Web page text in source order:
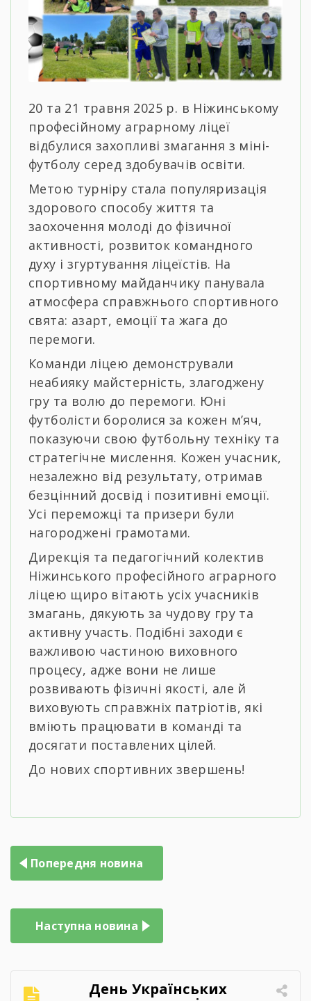
20 та 21 травня 2025 р. в Ніжинському
професійному аграрному ліцеї
відбулися захопливі змагання з міні-
футболу серед здобувачів освіти.
Метою турніру стала популяризація
здорового способу життя та
заохочення молоді до фізичної
активності, розвиток командного
духу і згуртування ліцеїстів. На
спортивному майданчику панувала
атмосфера справжнього спортивного
свята: азарт, емоції та жага до
перемоги.
Команди ліцею демонстрували
неабияку майстерність, злагоджену
гру та волю до перемоги. Юні
футболісти боролися за кожен м’яч,
показуючи свою футбольну техніку та
стратегічне мислення. Кожен учасник,
незалежно від результату, отримав
безцінний досвід і позитивні емоції.
Усі переможці та призери були
нагороджені грамотами.
Дирекція та педагогічний колектив
Ніжинського професійного аграрного
ліцею щиро вітають усіх учасників
змагань, дякують за чудову гру та
активну участь. Подібні заходи є
важливою частиною виховного
процесу, адже вони не лише
розвивають фізичні якості, але й
виховують справжніх патріотів, які
вміють працювати в команді та
досягати поставлених цілей.
До нових спортивних звершень!
Навігація
записів
Попередня новина
Наступна новина
День Українських